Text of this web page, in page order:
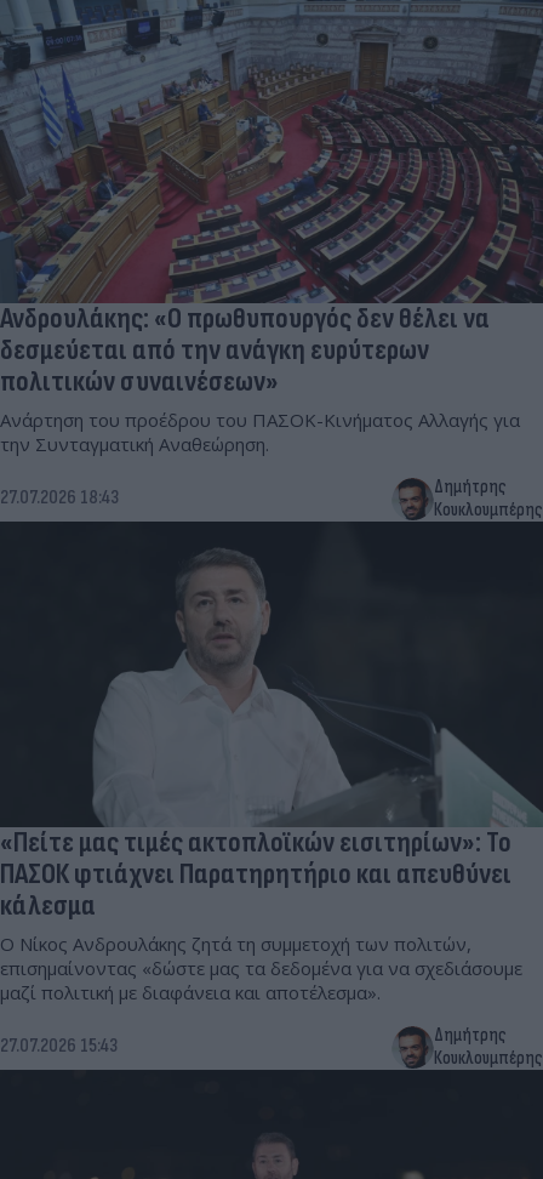
Ανδρουλάκης: «Ο πρωθυπουργός δεν θέλει να
δεσμεύεται από την ανάγκη ευρύτερων
πολιτικών συναινέσεων»
Ανάρτηση του προέδρου του ΠΑΣΟΚ-Κινήματος Αλλαγής για
την Συνταγματική Αναθεώρηση.
27.07.2026 18:43
Δημήτρης
Κουκλουμπέρης
«Πείτε μας τιμές ακτοπλοϊκών εισιτηρίων»: Το
ΠΑΣΟΚ φτιάχνει Παρατηρητήριο και απευθύνει
κάλεσμα
Ο Νίκος Ανδρουλάκης ζητά τη συμμετοχή των πολιτών,
επισημαίνοντας «δώστε μας τα δεδομένα για να σχεδιάσουμε
μαζί πολιτική με διαφάνεια και αποτέλεσμα».
27.07.2026 15:43
Δημήτρης
Κουκλουμπέρης